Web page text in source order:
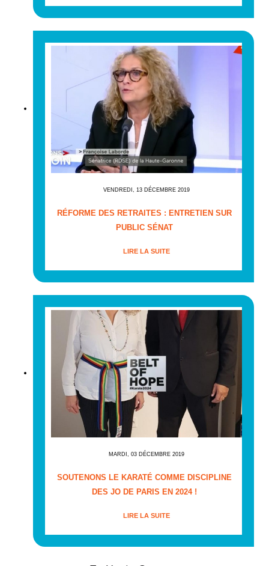
VENDREDI, 13 DÉCEMBRE 2019
RÉFORME DES RETRAITES : ENTRETIEN SUR
PUBLIC SÉNAT
LIRE LA SUITE
MARDI, 03 DÉCEMBRE 2019
SOUTENONS LE KARATÉ COMME DISCIPLINE
DES JO DE PARIS EN 2024 !
LIRE LA SUITE